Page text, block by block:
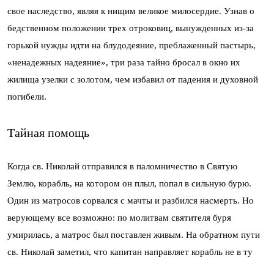
свое наследство, являя к нищим великое милосердие. Узнав о
бедственном положении трех отроковиц, вынужденных из-за
горькой нужды идти на блудодеяние, преблаженный пастырь,
«ненадежных надеяние», три раза тайно бросал в окно их
жилища узелки с золотом, чем избавил от падения и духовной
погибели.
Тайная помощь
Когда св. Николай отправился в паломничество в Святую
Землю, корабль, на котором он плыл, попал в сильную бурю.
Один из матросов сорвался с мачты и разбился насмерть. Но
верующему все возможно: по молитвам святителя буря
умирилась, а матрос был поставлен живым. На обратном пути
св. Николай заметил, что капитан направляет корабль не в ту